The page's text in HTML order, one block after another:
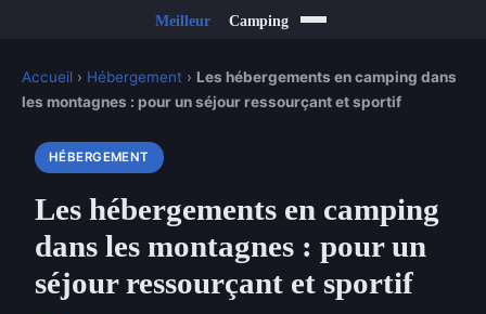
Accueil › Hébergement › Les hébergements en camping dans
les montagnes : pour un séjour ressourçant et sportif
HÉBERGEMENT
Les hébergements en camping
dans les montagnes : pour un
séjour ressourçant et sportif